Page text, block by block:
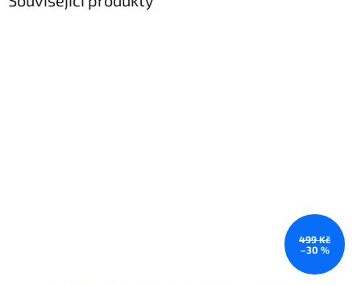
499 Kč
–30 %